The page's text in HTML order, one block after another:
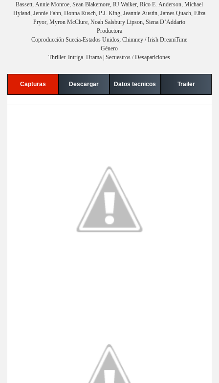
Bassett, Annie Monroe, Sean Blakemore, RJ Walker, Rico E. Anderson, Michael
Hyland, Jennie Fahn, Donna Rusch, P.J. King, Jeannie Austin, James Quach, Eliza
Pryor, Myron McClure, Noah Salsbury Lipson, Siena D’Addario
Productora
Coproducción Suecia-Estados Unidos; Chimney / Irish DreamTime
Género
Thriller. Intriga. Drama | Secuestros / Desapariciones
Capturas Descargar Datos tecnicos Trailer